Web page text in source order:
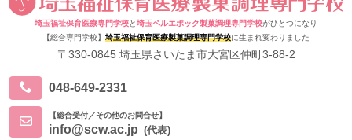
埼玉福祉保育医療専門学校と埼玉ベルエポック製菓調理専門学校がひとつになり
【総合専門学校】 埼玉福祉保育医療製菓調理専門学校に生まれ変わりました
〒330-0845 埼玉県さいたま市大宮区仲町3-88-2
048-649-2331
【総合受付／その他のお問合せ】
info@scw.ac.jp (代表)